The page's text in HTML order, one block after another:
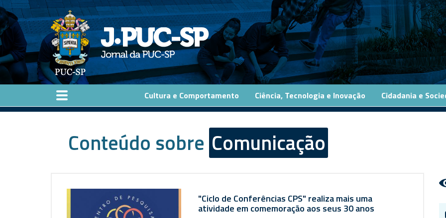
Pular para o conteúdo principal
Cultura e Comportamento Ciência, Tecnologia e Inovação Cidadania e
Conteúdo sobre Comunicação
"Ciclo de Conferências CPS" realiza mais uma
atividade em comemoração aos seus 30 anos